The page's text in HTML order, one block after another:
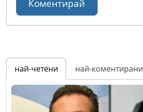
най-четени най-коментирани